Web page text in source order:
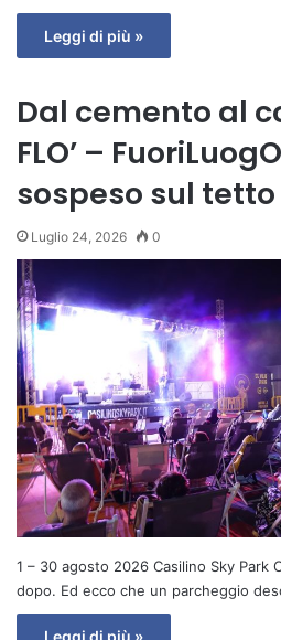
Leggi di più »
Dal cemento al
FLO’ –
sospeso sul
Luglio 24, 2026 0
1 – 30 agosto 2026 Casilino Sky Park
dopo. Ed ecco che un parcheggio
Leggi di più »